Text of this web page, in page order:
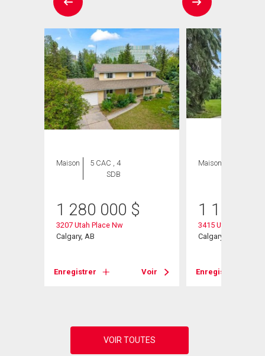
Maison
5 CAC , 4
SDB
1 280 000 $
3207 Utah Place Nw
Calgary, AB
Enregistrer Voir
Maison
1 100
3415 Utah
Calgary, AB
Enregistrer